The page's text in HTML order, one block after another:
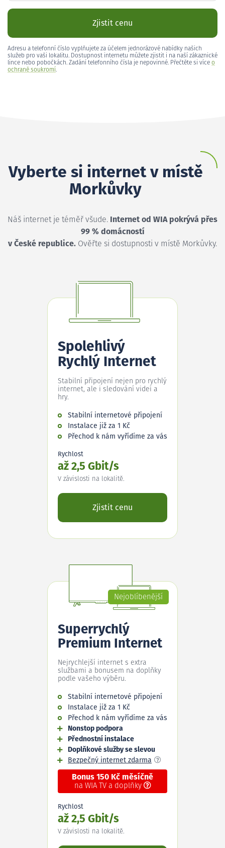
Zjistit cenu
Adresu a telefonní číslo vyplňujete za účelem jednorázové nabídky našich
služeb pro vaši lokalitu. Dostupnost internetu můžete zjistit i na naší zákaznické
lince nebo pobočkách. Zadání telefonního čísla je nepovinné. Přečtěte si více o
ochraně soukromí.
Vyberte si internet v místě
Morkůvky
Náš internet je téměř všude. Internet od WIA pokrývá přes
99 % domácností
v České republice. Ověřte si dostupnosti v místě Morkůvky.
Spolehlivý
Rychlý Internet
Stabilní připojení nejen pro rychlý
internet, ale i sledování videí a
hry.
Stabilní internetové připojení
Instalace již za 1 Kč
Přechod k nám vyřídíme za vás
Rychlost
až 2,5 Gbit/s
V závislosti na lokalitě.
Zjistit cenu
Nejoblíbenější
Superrychlý
Premium Internet
Nejrychlejší internet s extra
službami a bonusem na doplňky
podle vašeho výběru.
Stabilní internetové připojení
Instalace již za 1 Kč
Přechod k nám vyřídíme za vás
Nonstop podpora
Přednostní instalace
Doplňkové služby se slevou
Bezpečný internet zdarma
Bonus 150 Kč měsíčně
na WIA TV a doplňky
Rychlost
až 2,5 Gbit/s
V závislosti na lokalitě.